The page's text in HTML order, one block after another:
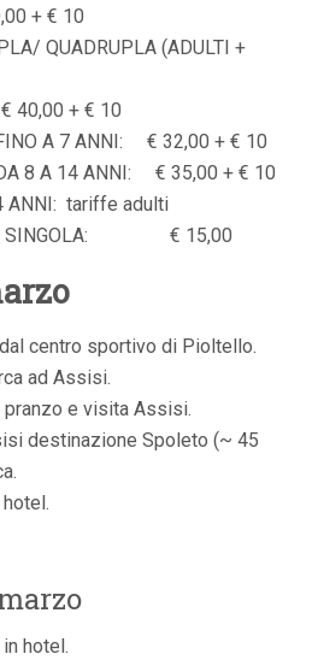
+ € 10
QUADRUPLA (ADULTI +
40,00 + € 10
A 7 ANNI: € 32,00 + € 10
8 A 14 ANNI: € 35,00 + € 10
ANNI: tariffe adulti
SINGOLA: € 15,00
centro sportivo di Pioltello.
ad Assisi.
e visita Assisi.
destinazione Spoleto (~ 45
hotel.